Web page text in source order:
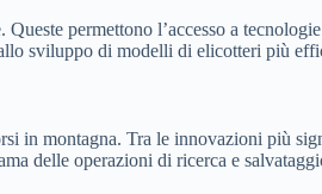
permettono l’accesso a
sviluppo di modelli di elicotteri più
in montagna. Tra le innovazioni più
delle operazioni di ricerca e